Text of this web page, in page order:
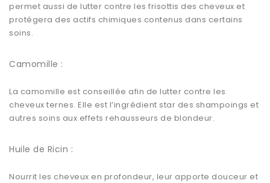
permet aussi de lutter contre les frisottis des cheveux et
protégera des actifs chimiques contenus dans certains
soins.
Camomille :
La camomille est conseillée afin de lutter contre les
cheveux ternes. Elle est l’ingrédient star des shampoings et
autres soins aux effets rehausseurs de blondeur.
Huile de Ricin :
Nourrit les cheveux en profondeur, leur apporte douceur et